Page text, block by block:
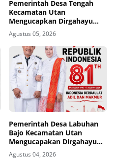
Pemerintah Desa Tengah
Kecamatan Utan
Mengucapkan Dirgahayu
Republik Indonesia ke-81
Agustus 05, 2026
Pemerintah Desa Labuhan
Bajo Kecamatan Utan
Mengucapakan Dirgahayu
Republik Indonesia ke-81
Agustus 04, 2026